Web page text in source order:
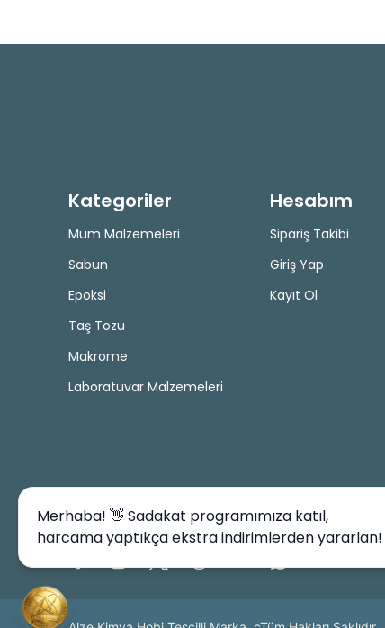
Kategoriler
Mum Malzemeleri
Sabun
Epoksi
Taş Tozu
Makrome
Laboratuvar Malzemeleri
Hesabım
Sipariş Takibi
Giriş Yap
Kayıt Ol
Merhaba! 👋 Sadakat programımıza katıl,
harcama yaptıkça ekstra indirimlerden yararlan!